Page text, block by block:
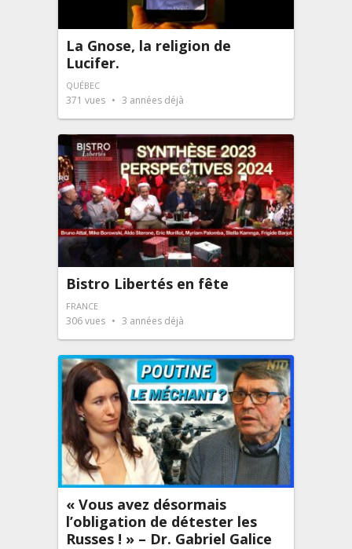
La Gnose, la religion de
Lucifer.
QUÉBEC
371 vues 3 années déjà
Bistro Libertés en fête
FRANCE
306vues 3 années déjà
« Vous avez désormais
l’obligation de détester les
Russes ! » – Dr. Gabriel Galice